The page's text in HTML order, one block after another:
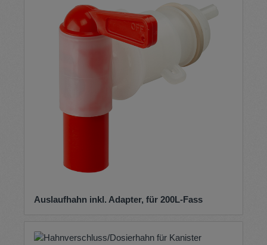
Auslaufhahn inkl. Adapter, für 200L-Fass